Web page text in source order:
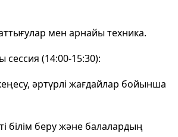
мен арнайы техника.
(14:00-15:30):
әртүрлі жағдайлар бойынша
білім беру және балалардың